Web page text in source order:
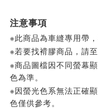
注意事項
※此商品為車縫專用帶，
※若要找褙膠商品，請至
※商品圖檔因不同螢幕
色為準。
※因螢光色系無法正確
色僅供參考。